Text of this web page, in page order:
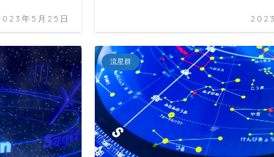
年5月25日
流星群